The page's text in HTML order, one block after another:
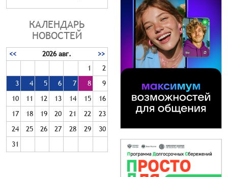
КАЛЕНДАРЬ
НОВОСТЕЙ
<< 2026 авг.
>>
1
2
3
4 5 6 7 8
9
10
11 12 13 14 15
16
17
18 19 20 21 22
23
24
25 26 27 28 29
30
31